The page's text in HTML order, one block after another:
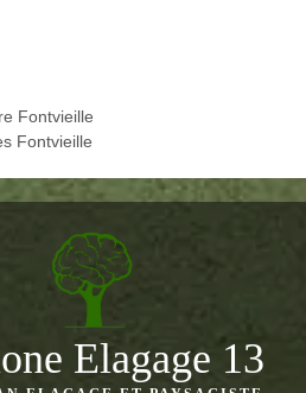
Fontvieille
Fontvieille
Elagage 13